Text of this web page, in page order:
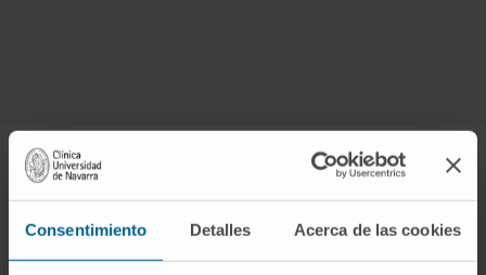
Consentimiento Detalles Acerca de las cookies
Objetivos de nuestro programa